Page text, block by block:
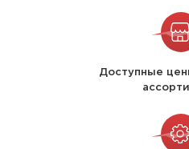
Доступные